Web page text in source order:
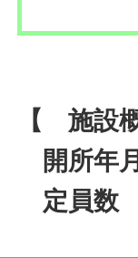
【 施設
開所年
定員